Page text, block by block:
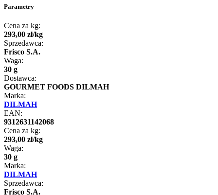
Parametry
Cena za kg:
293,00 zł/kg
Sprzedawca:
Frisco S.A.
Waga:
30 g
Dostawca:
GOURMET FOODS DILMAH
Marka:
DILMAH
EAN:
9312631142068
Cena za kg:
293,00 zł/kg
Waga:
30 g
Marka:
DILMAH
Sprzedawca:
Frisco S.A.